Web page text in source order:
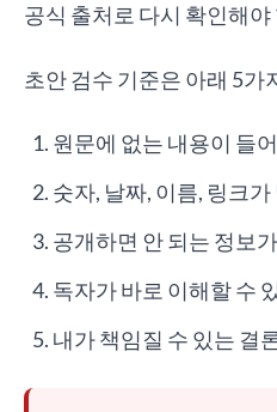
공식 출처로 다시 확인해야
초안 검수 기준은 아래 5가
원문에 없는 내용이 들
숫자, 날짜, 이름, 링크가
공개하면 안 되는 정보
독자가 바로 이해할 수
내가 책임질 수 있는 결